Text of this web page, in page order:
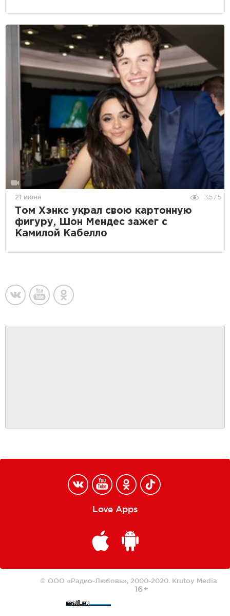
21 июня 3575
Том Хэнкс украл свою картонную
фигуру, Шон Мендес зажег с
Камилой Кабелло
Love Apps
© ООО «Радио-Любовь», 2000-2020. Krutoy Media
16+